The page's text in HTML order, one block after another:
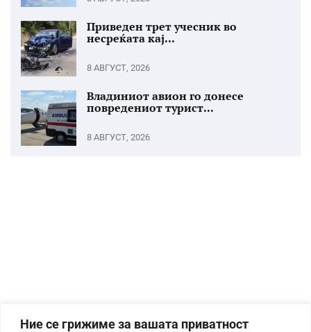
Ние се грижиме за вашата приватност
Приведен трет учесник во
несреќата кај...
8 АВГУСТ, 2026
Владиниот авион го донесе
повредениот турист...
8 АВГУСТ, 2026